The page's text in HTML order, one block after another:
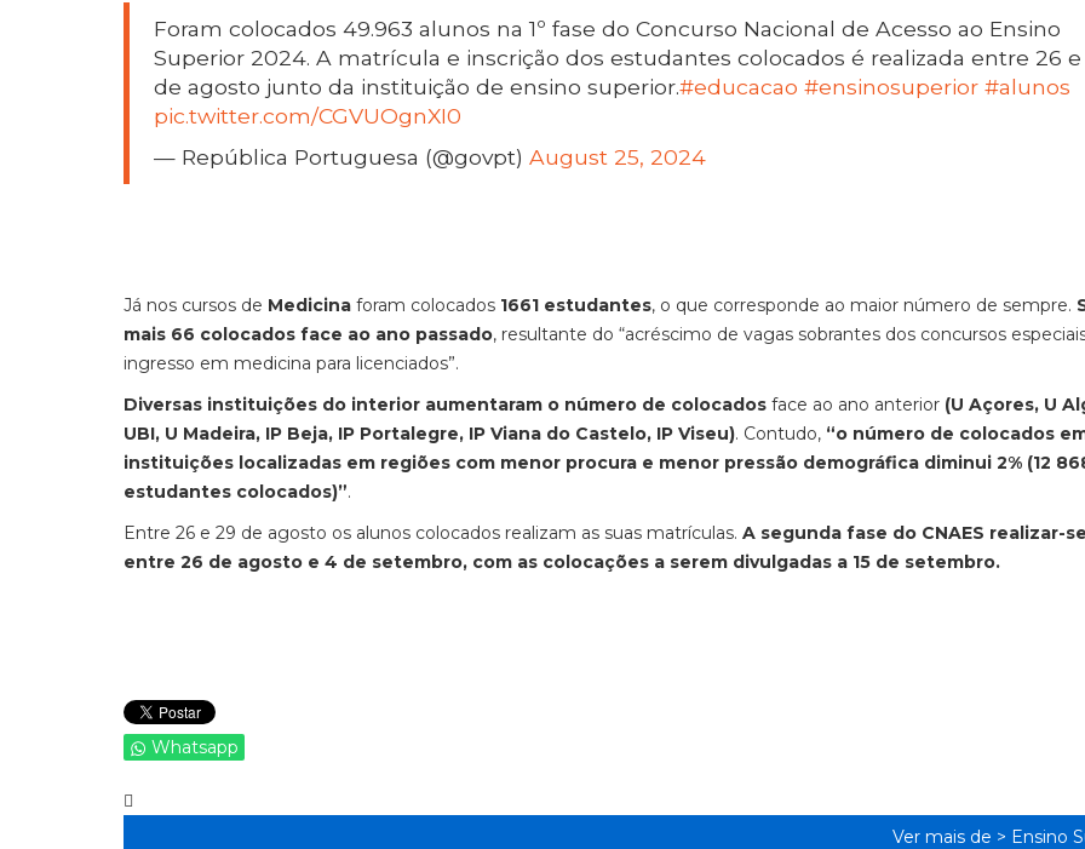
Foram colocados 49.963 alunos na 1º fase do Concurso Nacional de Acesso ao Ensino
Superior 2024. A matrícula e inscrição dos estudantes colocados é realizada entre 26 e
de agosto junto da instituição de ensino superior.#educacao #ensinosuperior #alunos
pic.twitter.com/CGVUOgnXI0
— República Portuguesa (@govpt) August 25, 2024
Já nos cursos de Medicina foram colocados 1661 estudantes, o que corresponde ao maior número de sempre.
mais 66 colocados face ao ano passado, resultante do “acréscimo de vagas sobrantes dos concursos
ingresso em medicina para licenciados”.
Diversas instituições do interior aumentaram o número de colocados face ao ano anterior (U Açores, U
UBI, U Madeira, IP Beja, IP Portalegre, IP Viana do Castelo, IP Viseu). Contudo, “o número de colocados
instituições localizadas em regiões com menor procura e menor pressão demográfica diminui 2% (12
estudantes colocados)”.
Entre 26 e 29 de agosto os alunos colocados realizam as suas matrículas. A segunda fase do CNAES realizar-
entre 26 de agosto e 4 de setembro, com as colocações a serem divulgadas a 15 de setembro.
Whatsapp
Ver mais de > Ensino